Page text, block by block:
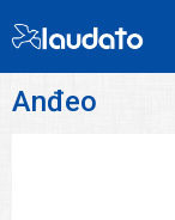
Anđeo